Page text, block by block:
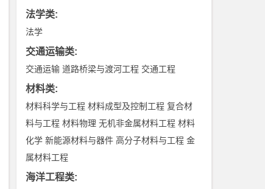
法学类:
法学
交通运输类:
交通运输 道路桥梁与渡河工程 交通工程
材料类:
材料科学与工程 材料成型及控制工程 复合材
料与工程 材料物理 无机非金属材料工程 材料
化学 新能源材料与器件 高分子材料与工程 金
属材料工程
海洋工程类: